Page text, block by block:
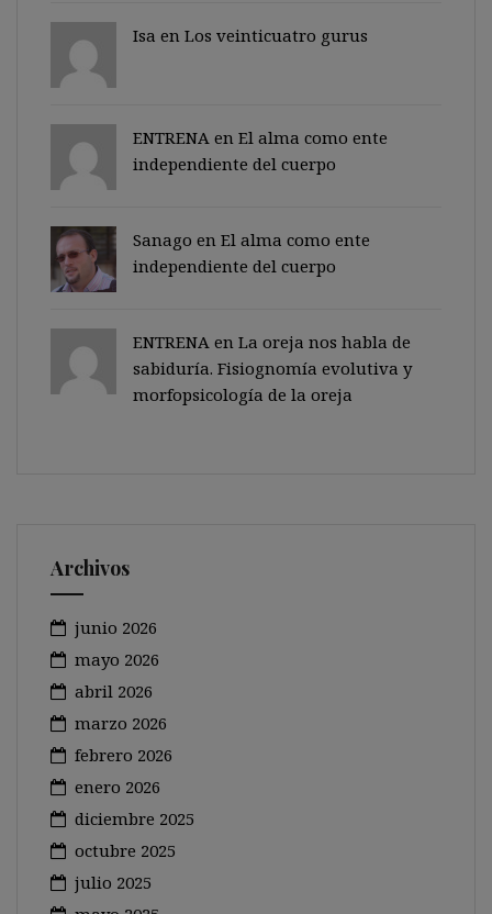
Isa en Los veinticuatro gurus
ENTRENA en El alma como ente
independiente del cuerpo
Sanago en El alma como ente
independiente del cuerpo
ENTRENA en La oreja nos habla de
sabiduría. Fisiognomía evolutiva y
morfopsicología de la oreja
Archivos
junio 2026
mayo 2026
abril 2026
marzo 2026
febrero 2026
enero 2026
diciembre 2025
octubre 2025
julio 2025